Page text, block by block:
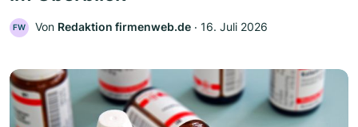
FW Von Redaktion firmenweb.de ‧ 16. Juli 2026